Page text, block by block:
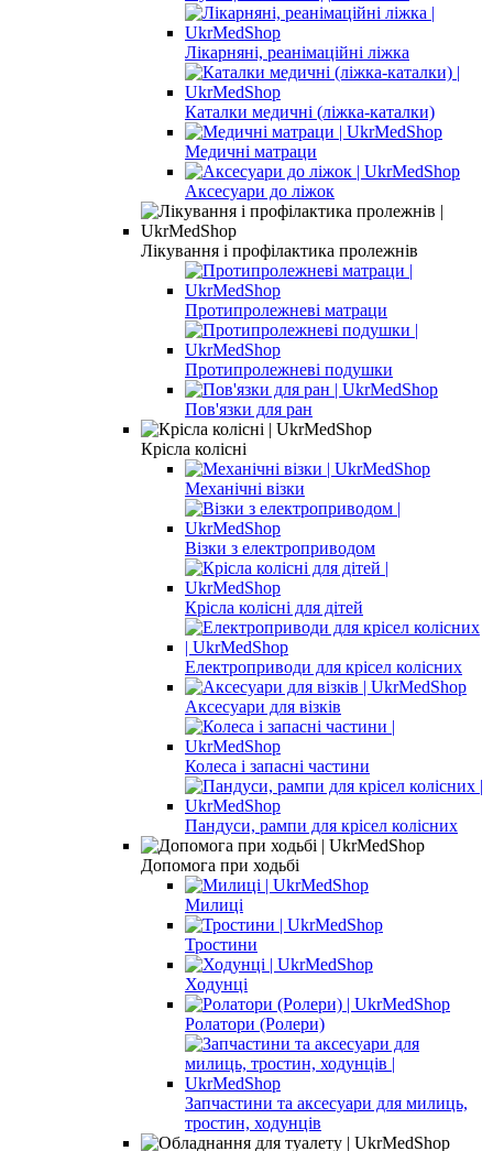
Лікарняні, реанімаційні ліжка
Каталки медичні (ліжка-каталки)
Медичні матраци
Аксесуари до ліжок
Лікування і профілактика пролежнів
Протипролежневі матраци
Протипролежневі подушки
Пов'язки для ран
Крісла колісні
Механічні візки
Візки з електроприводом
Крісла колісні для дітей
Електроприводи для крісел колісних
Аксесуари для візків
Колеса і запасні частини
Пандуси, рампи для крісел колісних
Допомога при ходьбі
Милиці
Тростини
Ходунці
Ролатори (Ролери)
Запчастини та аксесуари для милиць,
тростин, ходунців